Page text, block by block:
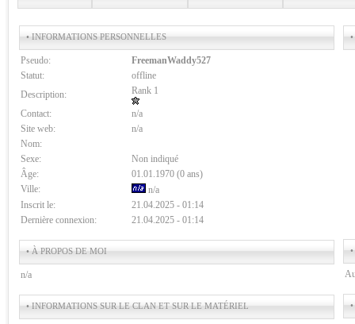
• INFORMATIONS PERSONNELLES
Pseudo:
FreemanWaddy527
Statut:
offline
Description:
Rank 1
Contact:
n/a
Site web:
n/a
Nom:
Sexe:
Non indiqué
Âge:
01.01.1970 (0 ans)
Ville:
n/a
Inscrit le:
21.04.2025 - 01:14
Dernière connexion:
21.04.2025 - 01:14
• À PROPOS DE MOI
n/a
• INFORMATIONS SUR LE CLAN ET SUR LE MATÉRIEL
•
•
•